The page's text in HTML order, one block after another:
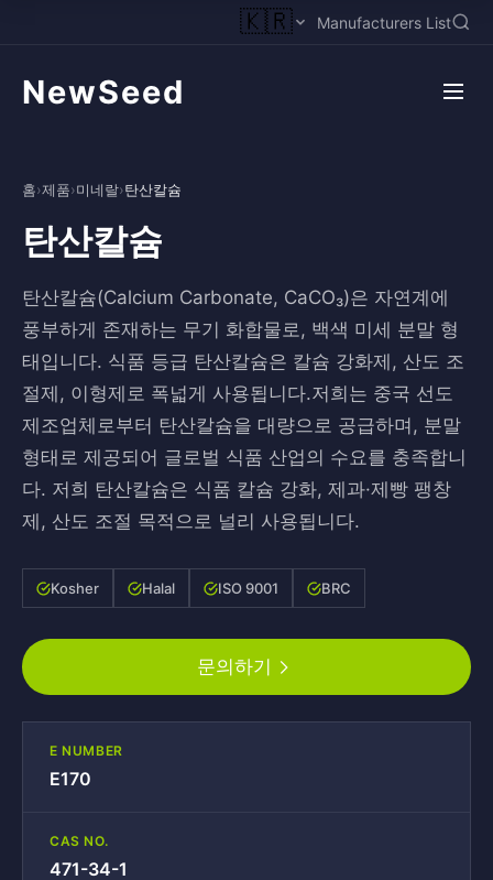
🇰🇷 Manufacturers List
NewSeed
홈›제품›미네랄›탄산칼슘
탄산칼슘
탄산칼슘(Calcium Carbonate, CaCO₃)은 자연계에
풍부하게 존재하는 무기 화합물로, 백색 미세 분말 형
태입니다. 식품 등급 탄산칼슘은 칼슘 강화제, 산도 조
절제, 이형제로 폭넓게 사용됩니다.저희는 중국 선도
제조업체로부터 탄산칼슘을 대량으로 공급하며, 분말
형태로 제공되어 글로벌 식품 산업의 수요를 충족합니
다. 저희 탄산칼슘은 식품 칼슘 강화, 제과·제빵 팽창
제, 산도 조절 목적으로 널리 사용됩니다.
Kosher Halal ISO 9001 BRC
문의하기
E NUMBER
E170
CAS NO.
471-34-1